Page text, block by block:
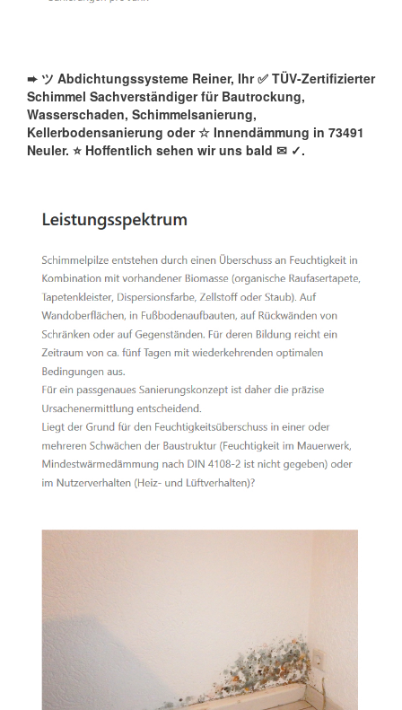
➨ ツ Abdichtungssysteme Reiner, Ihr ✅ TÜV-Zertifizierter
Schimmel Sachverständiger für Bautrockung,
Wasserschaden, Schimmelsanierung,
Kellerbodensanierung oder ☆ Innendämmung in 73491
Neuler. ⭐ Hoffentlich sehen wir uns bald ✉ ✓️.